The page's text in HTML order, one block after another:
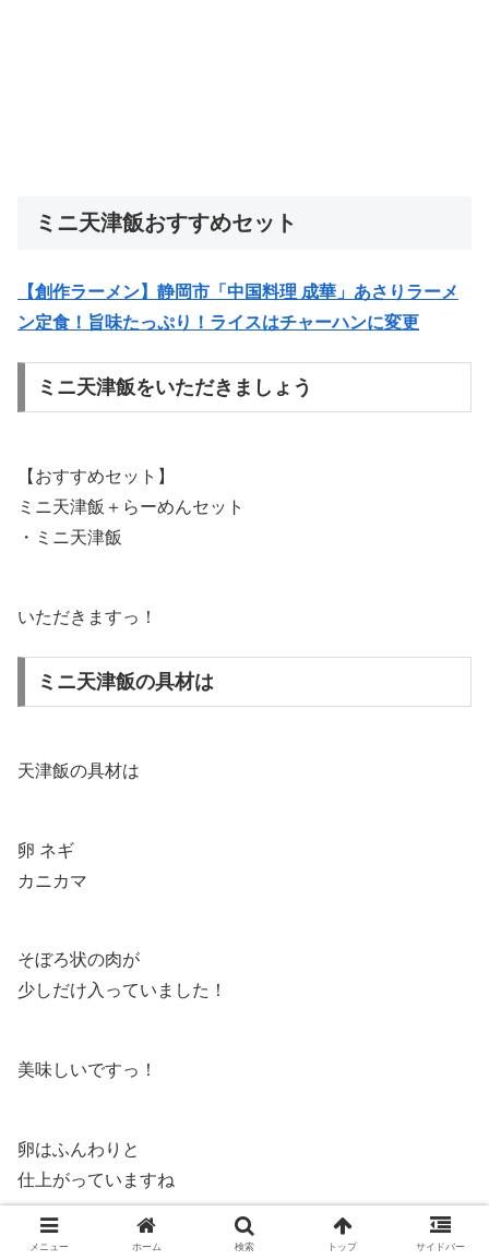
ミニ天津飯おすすめセット
【創作ラーメン】静岡市「中国料理 成華」あさりラーメ
ン定食！旨味たっぷり！ライスはチャーハンに変更
ミニ天津飯をいただきましょう
【おすすめセット】
ミニ天津飯＋らーめんセット
・ミニ天津飯
いただきますっ！
ミニ天津飯の具材は
天津飯の具材は
卵 ネギ
カニカマ
そぼろ状の肉が
少しだけ入っていました！
美味しいですっ！
卵はふんわりと
仕上がっていますね
メニュー ホーム 検索 トップ サイドバー